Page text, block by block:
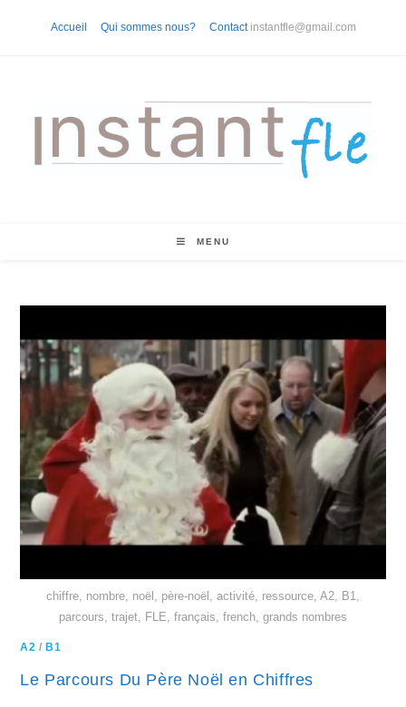
Accueil Qui sommes nous? Contact instantfle@gmail.com
MENU
chiffre, nombre, noël, père-noël, activité, ressource, A2, B1,
parcours, trajet, FLE, français, french, grands nombres
A2 /B1
Le Parcours Du Père Noël en Chiffres